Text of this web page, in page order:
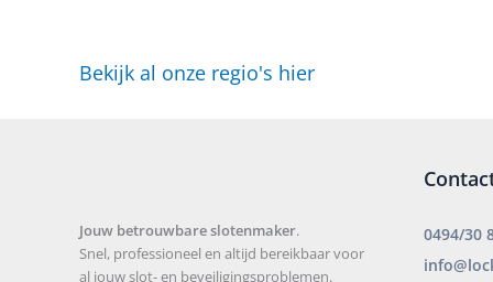
Bekijk al onze regio's hier
Jouw betrouwbare slotenmaker.
Snel, professioneel en altijd bereikbaar voor
al jouw slot- en beveiligingsproblemen.
0494/30